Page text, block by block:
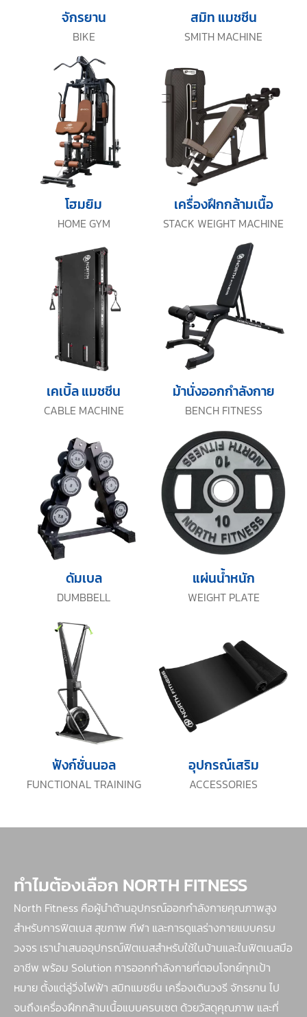
BIKE
จักรยาน
SMITH MACHINE
สมิท แมชชีน
HOME GYM
โฮมยิม
STACK WEIGHT MACHINE
เครื่องฝึกกล้ามเนื้อ
CABLE MACHINE
เคเบิ้ล แมชชีน
BENCH FITNESS
ม้านั่งออกกำลังกาย
DUMBBELL
ดัมเบล
WEIGHT PLATE
แผ่นน้ำหนัก
FUNCTIONAL TRAINING
ฟังก์ชั่นนอล
ACCESSORIES
อุปกรณ์เสริม
ทำไมต้องเลือก NORTH FITNESS
North Fitness คือผู้นำด้านอุปกรณ์ออกกำลังกายคุณภาพสูง
สำหรับการฟิตเนส สุขภาพ กีฬา และการดูแลร่างกายแบบครบ
วงจร เรานำเสนออุปกรณ์ฟิตเนสสำหรับใช้ในบ้านและในฟิตเนสมือ
อาชีพ พร้อม Solution การออกกำลังกายที่ตอบโจทย์ทุกเป้า
หมาย ตั้งแต่ลู่วิ่งไฟฟ้า สมิทแมชชีน เครื่องเดินวงรี จักรยาน ไป
จนถึงเครื่องฝึกกล้ามเนื้อแบบครบเซต ด้วยวัสดุคุณภาพ และที่